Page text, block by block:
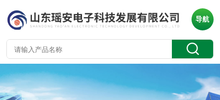
导航